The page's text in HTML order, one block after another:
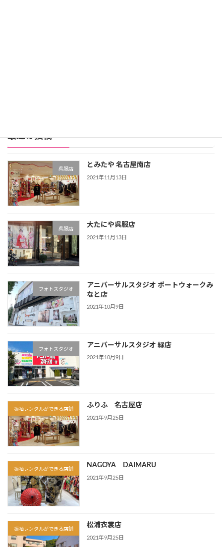
最近の投稿
呉服店
とみたや 名古屋南店
2021年11月13日
呉服店
大たにや呉服店
2021年11月13日
フォトスタジオ
アニバーサルスタジオ ポートウォークみ
なと店
2021年10月9日
フォトスタジオ
アニバーサルスタジオ 緑店
2021年10月9日
振袖レンタルができる店舗
ふりふ 名古屋店
2021年9月25日
振袖レンタルができる店舗
NAGOYA DAIMARU
2021年9月25日
振袖レンタルができる店舗
松浦衣裳店
2021年9月25日